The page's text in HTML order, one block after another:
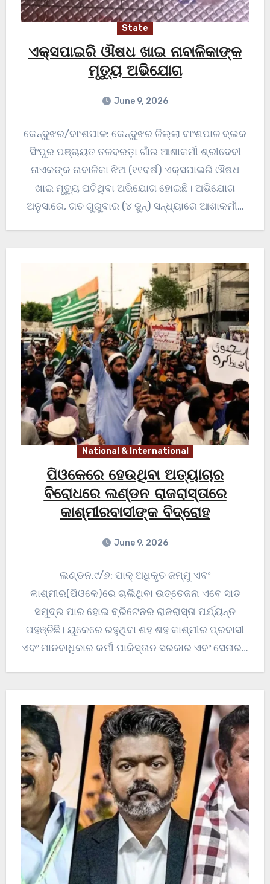
State
ଏକ୍ସପାଇରି ଔଷଧ ଖାଇ ନାବାଳିକାଙ୍କ
ମୃତ୍ୟୁ ଅଭିଯୋଗ
June 9, 2026
କେନ୍ଦୁଝର/ବାଂଶପାଳ: ‌କେନ୍ଦୁଝର ଜିଲ୍ଲା ବାଂଶପାଳ ବ୍ଲକ
ସିଂପୁର ପଞ୍ଚାୟତ ତଳବରଡ଼ା ଗାଁର ଆଶାକର୍ମୀ ଶ୍ରୀଦେବୀ
ନାଏକଙ୍କ ନାବାଳିକା ଝିଅ (୧୧ବର୍ଷ) ଏକ୍ସପାଇରି ‌ଔଷଧ
ଖାଇ ମୃତ୍ୟୁ ଘଟିଥିବା ଅଭିଯୋଗ ହୋଇଛି। ଅଭିଯୋଗ
ଅନୁସାରେ, ଗତ ଗୁରୁବାର (୪ ଜୁନ୍‌) ସନ୍ଧ୍ୟାରେ ଆଶାକର୍ମୀ…
National & International
ପିଓକେରେ ହେଉଥିବା ଅତ୍ୟାଚାର
ବିରୋଧରେ ଲଣ୍ଡନ ରାଜରାସ୍ତାରେ
କାଶ୍ମୀରବାସୀଙ୍କ ବିଦ୍ରୋହ
June 9, 2026
ଲଣ୍ଡନ,୯/୬: ପାକ୍ ଅଧିକୃତ ଜମ୍ମୁ ଏବଂ
କାଶ୍ମୀର(ପିଓକେ)ରେ ଚାଲିଥିବା ଉତ୍ତେଜନା ଏବେ ସାତ
ସମୁଦ୍ର ପାର ହୋଇ ବ୍ରିଟେନର ରାଜରାସ୍ତା ପର୍ଯ୍ୟନ୍ତ
ପହଞ୍ଚିଛି। ୟୁକେରେ ରହୁଥିବା ଶହ ଶହ କାଶ୍ମୀର ପ୍ରବାସୀ
ଏବଂ ମାନବାଧିକାର କର୍ମୀ ପାକିସ୍ତାନ ସରକାର ଏବଂ ସେନାର…